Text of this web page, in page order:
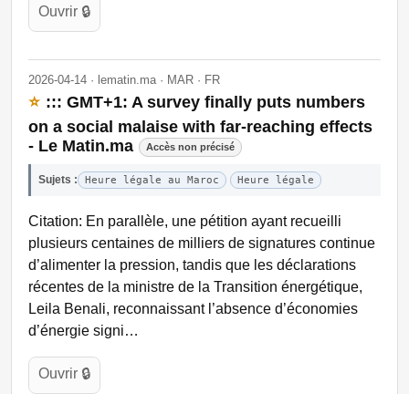
Ouvrir 🔒
2026-04-14 · lematin.ma · MAR · FR
⭐ ::: GMT+1: A survey finally puts numbers
on a social malaise with far-reaching effects
- Le Matin.ma
Accès non précisé
Sujets : Heure légale au Maroc Heure légale
Citation: En parallèle, une pétition ayant recueilli
plusieurs centaines de milliers de signatures continue
d’alimenter la pression, tandis que les déclarations
récentes de la ministre de la Transition énergétique,
Leila Benali, reconnaissant l’absence d’économies
d’énergie signi…
Ouvrir 🔒